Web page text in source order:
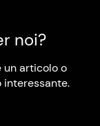
noi?
articolo o
interessante.